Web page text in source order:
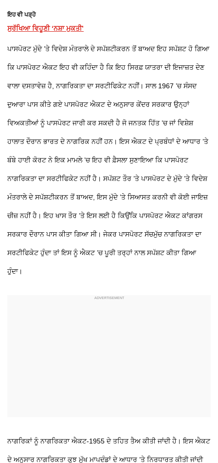
ਇਹ ਵੀ ਪੜ੍ਹੋ
ਸੁਰੱਖਿਆ ਵਿਹੂਣੀ ‘ਨਸ਼ਾ ਮੁਕਤੀ’
ਪਾਸਪੋਰਟ ਮੁੱਦੇ ’ਤੇ ਵਿਦੇਸ਼ ਮੰਤਰਾਲੇ ਦੇ ਸਪੱਸ਼ਟੀਕਰਨ ਤੋਂ ਬਾਅਦ ਇਹ ਸਪੱਸ਼ਟ ਹੋ ਗਿਆ
ਕਿ ਪਾਸਪੋਰਟ ਐਕਟ ਇਹ ਵੀ ਕਹਿੰਦਾ ਹੈ ਕਿ ਇਹ ਸਿਰਫ਼ ਯਾਤਰਾ ਦੀ ਇਜਾਜ਼ਤ ਦੇਣ
ਵਾਲਾ ਦਸਤਾਵੇਜ਼ ਹੈ, ਨਾਗਰਿਕਤਾ ਦਾ ਸਰਟੀਫਿਕੇਟ ਨਹੀਂ। ਸਾਲ 1967 ’ਚ ਸੰਸਦ
ਦੁਆਰਾ ਪਾਸ ਕੀਤੇ ਗਏ ਪਾਸਪੋਰਟ ਐਕਟ ਦੇ ਅਨੁਸਾਰ ਕੇਂਦਰ ਸਰਕਾਰ ਉਨ੍ਹਾਂ
ਵਿਅਕਤੀਆਂ ਨੂੰ ਪਾਸਪੋਰਟ ਜਾਰੀ ਕਰ ਸਕਦੀ ਹੈ ਜੋ ਜਨਤਕ ਹਿੱਤ ’ਚ ਜਾਂ ਵਿਸ਼ੇਸ਼
ਹਾਲਾਤ ਦੌਰਾਨ ਭਾਰਤ ਦੇ ਨਾਗਰਿਕ ਨਹੀਂ ਹਨ। ਇਸ ਐਕਟ ਦੇ ਪ੍ਰਬੰਧਾਂ ਦੇ ਆਧਾਰ ’ਤੇ
ਬੰਬੇ ਹਾਈ ਕੋਰਟ ਨੇ ਇਕ ਮਾਮਲੇ ’ਚ ਇਹ ਵੀ ਫ਼ੈਸਲਾ ਸੁਣਾਇਆ ਕਿ ਪਾਸਪੋਰਟ
ਨਾਗਰਿਕਤਾ ਦਾ ਸਰਟੀਫਿਕੇਟ ਨਹੀਂ ਹੈ। ਸਪੱਸ਼ਟ ਤੌਰ ’ਤੇ ਪਾਸਪੋਰਟ ਦੇ ਮੁੱਦੇ ’ਤੇ ਵਿਦੇਸ਼
ਮੰਤਰਾਲੇ ਦੇ ਸਪੱਸ਼ਟੀਕਰਨ ਤੋਂ ਬਾਅਦ, ਇਸ ਮੁੱਦੇ ’ਤੇ ਸਿਆਸਤ ਕਰਨੀ ਵੀ ਕੋਈ ਜਾਇਜ਼
ਚੀਜ਼ ਨਹੀਂ ਹੈ। ਇਹ ਖਾਸ ਤੌਰ ’ਤੇ ਇਸ ਲਈ ਹੈ ਕਿਉਂਕਿ ਪਾਸਪੋਰਟ ਐਕਟ ਕਾਂਗਰਸ
ਸਰਕਾਰ ਦੌਰਾਨ ਪਾਸ ਕੀਤਾ ਗਿਆ ਸੀ। ਜੇਕਰ ਪਾਸਪੋਰਟ ਸੱਚਮੁੱਚ ਨਾਗਰਿਕਤਾ ਦਾ
ਸਰਟੀਫਿਕੇਟ ਹੁੰਦਾ ਤਾਂ ਇਸ ਨੂੰ ਐਕਟ ’ਚ ਪੂਰੀ ਤਰ੍ਹਾਂ ਨਾਲ ਸਪੱਸ਼ਟ ਕੀਤਾ ਗਿਆ
ਹੁੰਦਾ।
ਨਾਗਰਿਕਾਂ ਨੂੰ ਨਾਗਰਿਕਤਾ ਐਕਟ-1955 ਦੇ ਤਹਿਤ ਤੈਅ ਕੀਤੀ ਜਾਂਦੀ ਹੈ। ਇਸ ਐਕਟ
ਦੇ ਅਨੁਸਾਰ ਨਾਗਰਿਕਤਾ ਕੁਝ ਮੁੱਖ ਮਾਪਦੰਡਾਂ ਦੇ ਆਧਾਰ ’ਤੇ ਨਿਰਧਾਰਤ ਕੀਤੀ ਜਾਂਦੀ